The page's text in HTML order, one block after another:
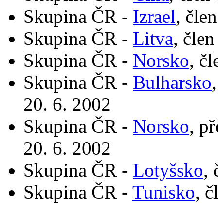
Skupina ČR - Izrael,
Skupina ČR - Litva,
Skupina ČR - Norsko,
Skupina ČR - Bulharsko
20. 6. 2002
Skupina ČR - Norsko,
20. 6. 2002
Skupina ČR - Lotyšsko,
Skupina ČR - Tunisko,